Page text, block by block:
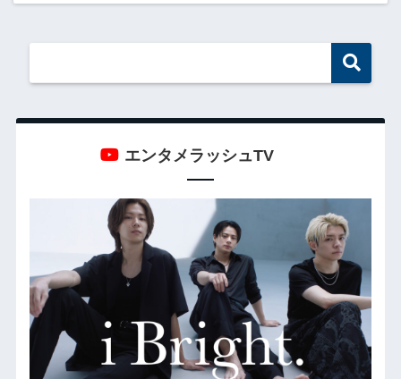
エンタメラッシュTV